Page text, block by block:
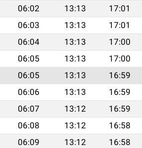
06:02 13:13 17:01
06:03 13:13 17:01
06:04 13:13 17:00
06:05 13:13 17:00
06:05 13:13 16:59
06:06 13:13 16:59
06:07 13:12 16:59
06:08 13:12 16:58
06:09 13:12 16:58